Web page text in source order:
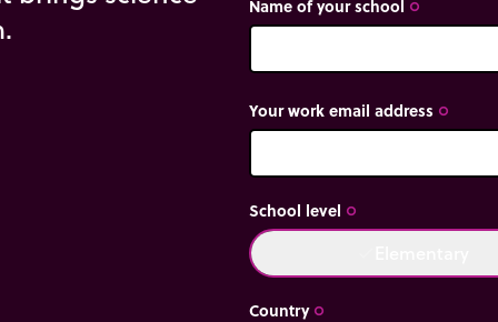
Name of your school trip_origin
Your work email address trip_origin
School level trip_origin
Country trip_origin